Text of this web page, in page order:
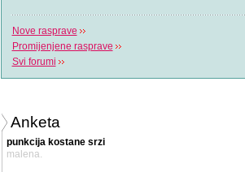
Nove rasprave
Promijenjene rasprave
Svi forumi
Anketa
punkcija kostane srzi
malena.